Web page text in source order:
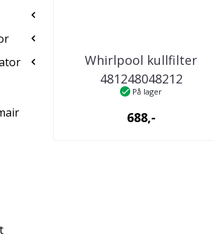
Whirlpool kullfilter
481248048212
kjøkkenventilator
På lager
688,-